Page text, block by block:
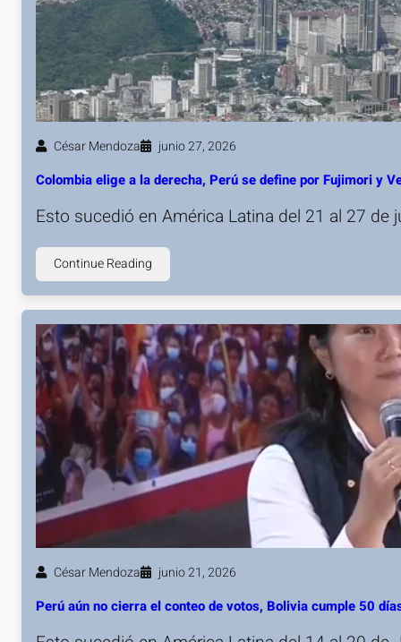
César Mendoza junio 27, 2026
Colombia elige a la derecha, Perú se define por Fujimori y
Esto sucedió en América Latina del 21 al 27
Continue Reading
César Mendoza junio 21, 2026
Perú aún no cierra el conteo de votos, Bolivia cumple 50